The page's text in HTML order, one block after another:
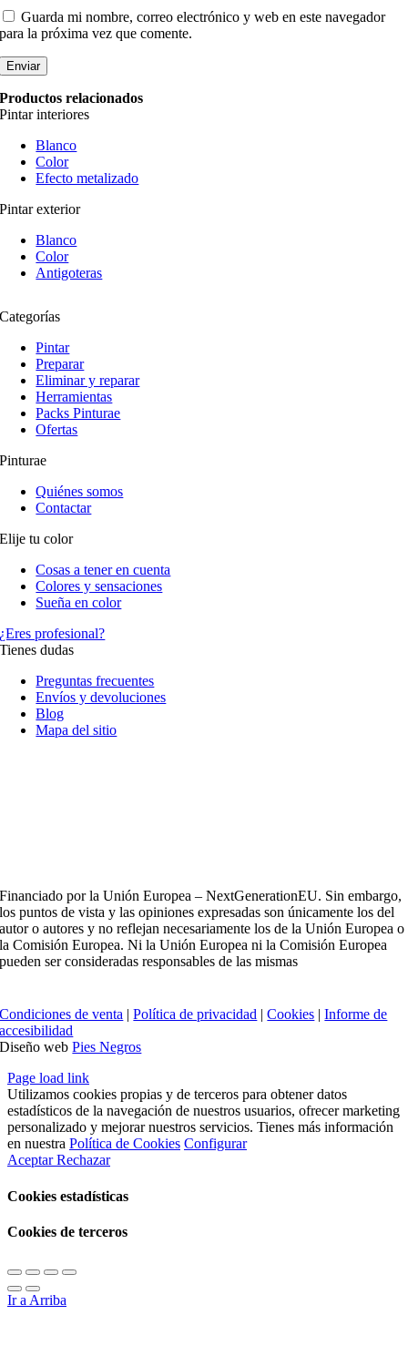
Guarda mi nombre, correo electrónico y web en este navegador
para la próxima vez que comente.
Productos relacionados
Pintar interiores
Blanco
Color
Efecto metalizado
Pintar exterior
Blanco
Color
Antigoteras
Categorías
Pintar
Preparar
Eliminar y reparar
Herramientas
Packs Pinturae
Ofertas
Pinturae
Quiénes somos
Contactar
Elije tu color
Cosas a tener en cuenta
Colores y sensaciones
Sueña en color
¿Eres profesional?
Tienes dudas
Preguntas frecuentes
Envíos y devoluciones
Blog
Mapa del sitio
Financiado por la Unión Europea – NextGenerationEU. Sin embargo,
los puntos de vista y las opiniones expresadas son únicamente los del
autor o autores y no reflejan necesariamente los de la Unión Europea o
la Comisión Europea. Ni la Unión Europea ni la Comisión Europea
pueden ser consideradas responsables de las mismas
Condiciones de venta |Política de privacidad |Cookies |Informe de
accesibilidad
Diseño webPies Negros
Page load link
Utilizamos cookies propias y de terceros para obtener datos
estadísticos de la navegación de nuestros usuarios, ofrecer marketing
personalizado y mejorar nuestros servicios. Tienes más información
en nuestra Política de Cookies Configurar
AceptarRechazar
Cookies estadísticas
Cookies de terceros
Ir a Arriba